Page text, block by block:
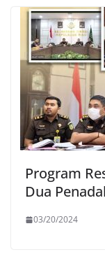
Program
Dua
03/20/2024